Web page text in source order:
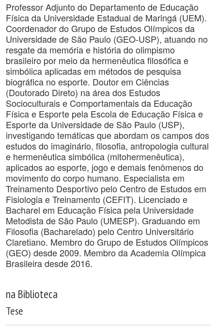
Professor Adjunto do Departamento de Educação
Física da Universidade Estadual de Maringá (UEM).
Coordenador do Grupo de Estudos Olímpicos da
Universidade de São Paulo (GEO-USP), atuando no
resgate da memória e história do olimpismo
brasileiro por meio da hermenêutica filosófica e
simbólica aplicadas em métodos de pesquisa
biográfica no esporte. Doutor em Ciências
(Doutorado Direto) na área dos Estudos
Socioculturais e Comportamentais da Educação
Física e Esporte pela Escola de Educação Física e
Esporte da Universidade de São Paulo (USP),
investigando temáticas que abordam os campos dos
estudos do imaginário, filosofia, antropologia cultural
e hermenêutica simbólica (mitohermenêutica),
aplicados ao esporte, jogo e demais fenômenos do
movimento do corpo humano. Especialista em
Treinamento Desportivo pelo Centro de Estudos em
Fisiologia e Treinamento (CEFIT). Licenciado e
Bacharel em Educação Física pela Universidade
Metodista de São Paulo (UMESP). Graduando em
Filosofia (Bacharelado) pelo Centro Universitário
Claretiano. Membro do Grupo de Estudos Olímpicos
(GEO) desde 2009. Membro da Academia Olímpica
Brasileira desde 2016.
na Biblioteca
Tese